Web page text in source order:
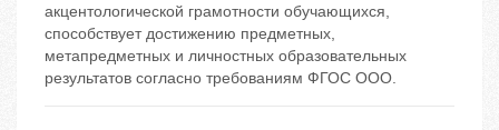
акцентологической грамотности обучающихся,
способствует достижению предметных,
метапредметных и личностных образовательных
результатов согласно требованиям ФГОС ООО.